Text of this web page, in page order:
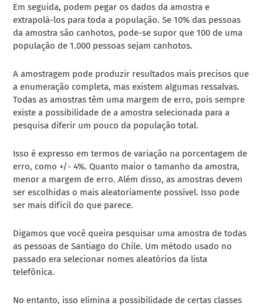
Em seguida, podem pegar os dados da amostra e
extrapolá-los para toda a população. Se 10% das pessoas
da amostra são canhotos, pode-se supor que 100 de uma
população de 1.000 pessoas sejam canhotos.
A amostragem pode produzir resultados mais precisos que
a enumeração completa, mas existem algumas ressalvas.
Todas as amostras têm uma margem de erro, pois sempre
existe a possibilidade de a amostra selecionada para a
pesquisa diferir um pouco da população total.
Isso é expresso em termos de variação na porcentagem de
erro, como +/- 4%. Quanto maior o tamanho da amostra,
menor a margem de erro. Além disso, as amostras devem
ser escolhidas o mais aleatoriamente possível. Isso pode
ser mais difícil do que parece.
Digamos que você queira pesquisar uma amostra de todas
as pessoas de Santiago do Chile. Um método usado no
passado era selecionar nomes aleatórios da lista
telefônica.
No entanto, isso elimina a possibilidade de certas classes